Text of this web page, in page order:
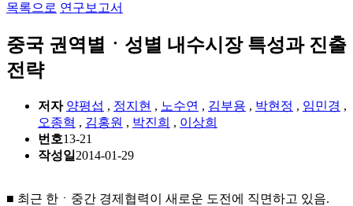
목록으로 연구보고서
중국 권역별ㆍ성별 내수시장 특성과 진출
전략
저자 양평섭 , 정지현 , 노수연 , 김부용 , 박현정 , 임민경 ,
오종혁 , 김홍원 , 박진희 , 이상희
번호13-21
작성일 2014-01-29
■ 최근 한ㆍ중간 경제협력이 새로운 도전에 직면하고 있음.